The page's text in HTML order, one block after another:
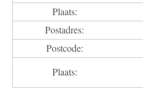
Plaats:
Postadres:
Postcode:
Plaats: